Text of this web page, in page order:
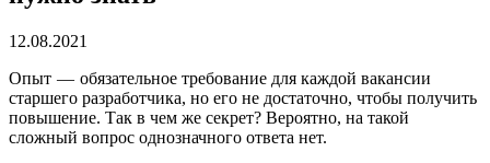
12.08.2021
Опыт — обязательное требование для каждой вакансии
старшего разработчика, но его не достаточно, чтобы получить
повышение. Так в чем же секрет? Вероятно, на такой
сложный вопрос однозначного ответа нет.